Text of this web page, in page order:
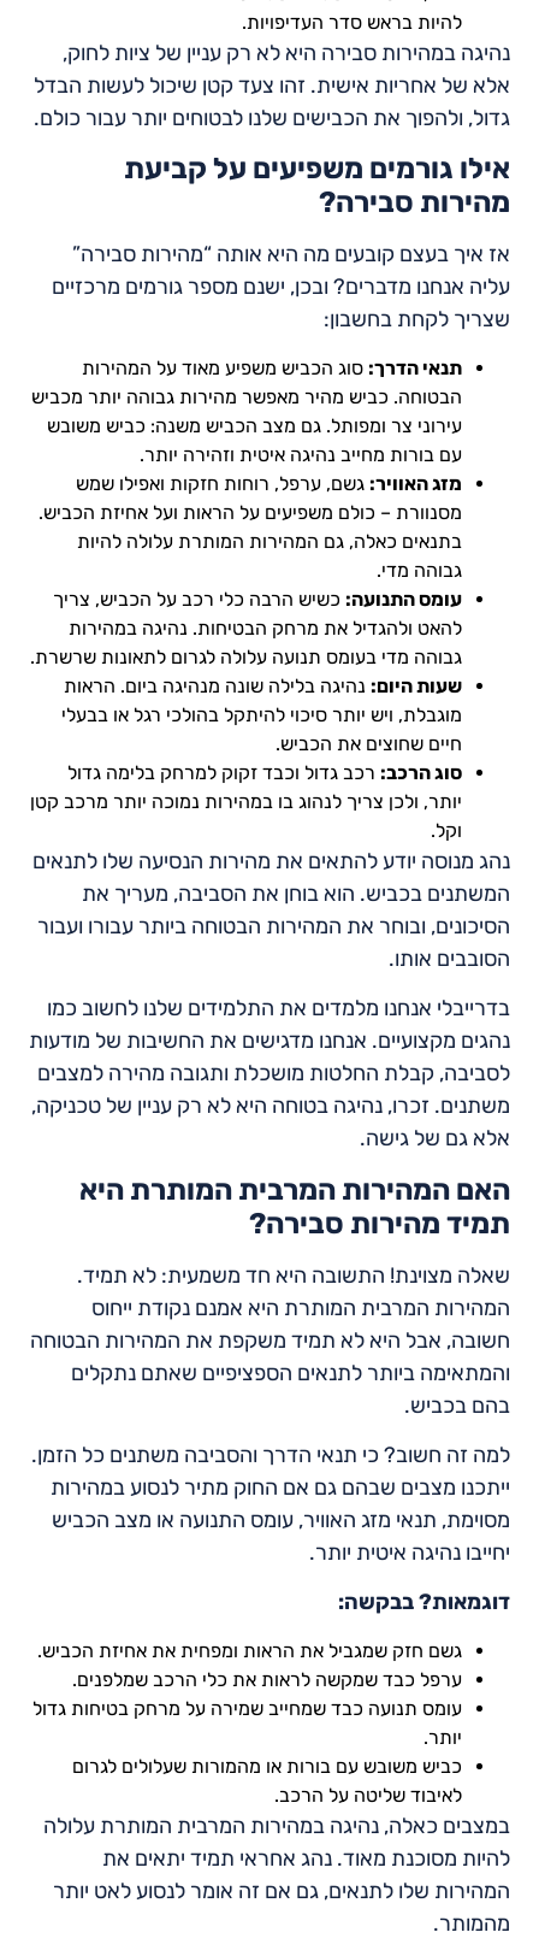
להיות בראש סדר העדיפויות.
נהיגה במהירות סבירה היא לא רק עניין של ציות לחוק,
אלא של אחריות אישית. זהו צעד קטן שיכול לעשות הבדל
גדול, ולהפוך את הכבישים שלנו לבטוחים יותר עבור כולם.
אילו גורמים משפיעים על קביעת
מהירות סבירה?
אז איך בעצם קובעים מה היא אותה “מהירות סבירה”
עליה אנחנו מדברים? ובכן, ישנם מספר גורמים מרכזיים
שצריך לקחת בחשבון:
תנאי הדרך: סוג הכביש משפיע מאוד על המהירות
הבטוחה. כביש מהיר מאפשר מהירות גבוהה יותר מכביש
עירוני צר ומפותל. גם מצב הכביש משנה: כביש משובש
עם בורות מחייב נהיגה איטית וזהירה יותר.
מזג האוויר: גשם, ערפל, רוחות חזקות ואפילו שמש
מסנוורת – כולם משפיעים על הראות ועל אחיזת הכביש.
בתנאים כאלה, גם המהירות המותרת עלולה להיות
גבוהה מדי.
עומס התנועה: כשיש הרבה כלי רכב על הכביש, צריך
להאט ולהגדיל את מרחק הבטיחות. נהיגה במהירות
גבוהה מדי בעומס תנועה עלולה לגרום לתאונות שרשרת.
שעות היום: נהיגה בלילה שונה מנהיגה ביום. הראות
מוגבלת, ויש יותר סיכוי להיתקל בהולכי רגל או בבעלי
חיים שחוצים את הכביש.
סוג הרכב: רכב גדול וכבד זקוק למרחק בלימה גדול
יותר, ולכן צריך לנהוג בו במהירות נמוכה יותר מרכב קטן
וקל.
נהג מנוסה יודע להתאים את מהירות הנסיעה שלו לתנאים
המשתנים בכביש. הוא בוחן את הסביבה, מעריך את
הסיכונים, ובוחר את המהירות הבטוחה ביותר עבורו ועבור
הסובבים אותו.
בדרייבלי אנחנו מלמדים את התלמידים שלנו לחשוב כמו
נהגים מקצועיים. אנחנו מדגישים את החשיבות של מודעות
לסביבה, קבלת החלטות מושכלת ותגובה מהירה למצבים
משתנים. זכרו, נהיגה בטוחה היא לא רק עניין של טכניקה,
אלא גם של גישה.
האם המהירות המרבית המותרת היא
תמיד מהירות סבירה?
שאלה מצוינת! התשובה היא חד משמעית: לא תמיד.
המהירות המרבית המותרת היא אמנם נקודת ייחוס
חשובה, אבל היא לא תמיד משקפת את המהירות הבטוחה
והמתאימה ביותר לתנאים הספציפיים שאתם נתקלים
בהם בכביש.
למה זה חשוב? כי תנאי הדרך והסביבה משתנים כל הזמן.
ייתכנו מצבים שבהם גם אם החוק מתיר לנסוע במהירות
מסוימת, תנאי מזג האוויר, עומס התנועה או מצב הכביש
יחייבו נהיגה איטית יותר.
דוגמאות? בבקשה:
גשם חזק שמגביל את הראות ומפחית את אחיזת הכביש.
ערפל כבד שמקשה לראות את כלי הרכב שמלפנים.
עומס תנועה כבד שמחייב שמירה על מרחק בטיחות גדול
יותר.
כביש משובש עם בורות או מהמורות שעלולים לגרום
לאיבוד שליטה על הרכב.
במצבים כאלה, נהיגה במהירות המרבית המותרת עלולה
להיות מסוכנת מאוד. נהג אחראי תמיד יתאים את
המהירות שלו לתנאים, גם אם זה אומר לנסוע לאט יותר
מהמותר.